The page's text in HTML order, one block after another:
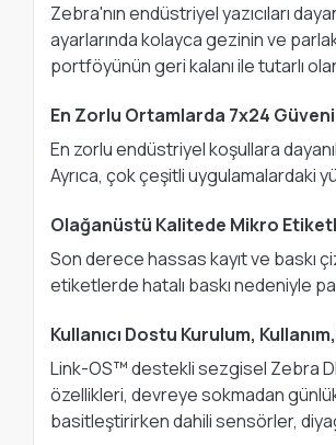
Zebra'nın endüstriyel yazıcıları
ayarlarında kolayca gezinin ve
portföyünün geri kalanı ile tutarlı
En Zorlu Ortamlarda 7x24
En zorlu endüstriyel koşullara
Ayrıca, çok çeşitli uygulamalardaki
Olağanüstü Kalitede Mikro
Son derece hassas kayıt ve baskı
etiketlerde hatalı baskı nedeniyle
Kullanıcı Dostu Kurulum,
Link-OS™ destekli sezgisel Zebra
özellikleri, devreye sokmadan
basitleştirirken dahili sensörler,